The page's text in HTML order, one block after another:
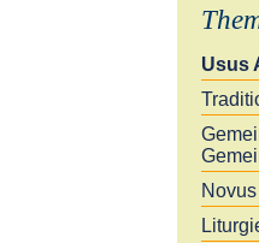
Usus